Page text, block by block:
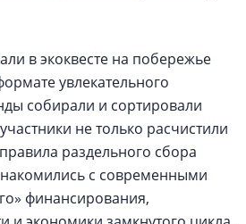
в экоквесте на побережье
увлекательного
собирали и сортировали
не только расчистили
раздельного сбора
с современными
финансирования,